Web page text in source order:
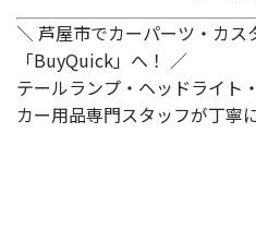
＼ 芦屋市でカーパーツ・カス
「BuyQuick」へ！ ／
テールランプ・ヘッドライト
カー用品専門スタッフが丁寧